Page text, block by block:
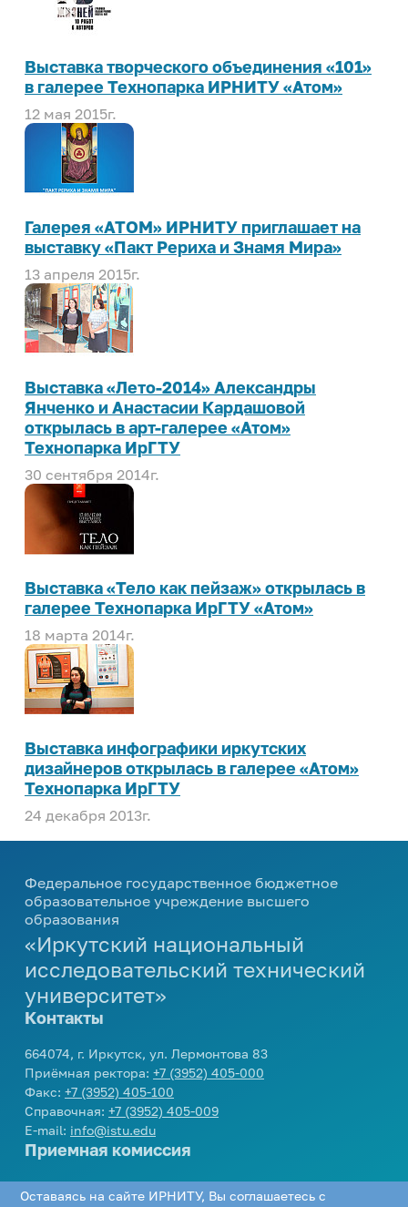
Выставка творческого объединения «101»
в галерее Технопарка ИРНИТУ «Атом»
12 мая 2015г.
Галерея «АТОМ» ИРНИТУ приглашает на
выставку «Пакт Рериха и Знамя Мира»
13 апреля 2015г.
Выставка «Лето-2014» Александры
Янченко и Анастасии Кардашовой
открылась в арт-галерее «Атом»
Технопарка ИрГТУ
30 сентября 2014г.
Выставка «Тело как пейзаж» открылась в
галерее Технопарка ИрГТУ «Атом»
18 марта 2014г.
Выставка инфографики иркутских
дизайнеров открылась в галерее «Атом»
Технопарка ИрГТУ
24 декабря 2013г.
Федеральное государственное бюджетное
образовательное учреждение высшего
образования
«Иркутский национальный
исследовательский технический
университет»
Контакты
664074, г. Иркутск, ул. Лермонтова 83
Приёмная ректора: +7 (3952) 405-000
Факс: +7 (3952) 405-100
Справочная: +7 (3952) 405-009
E-mail: info@istu.edu
Приемная комиссия
Телефон:+7 (3952) 405-405,8 800 1005405
Оставаясь на сайте ИРНИТУ, Вы соглашаетесь с